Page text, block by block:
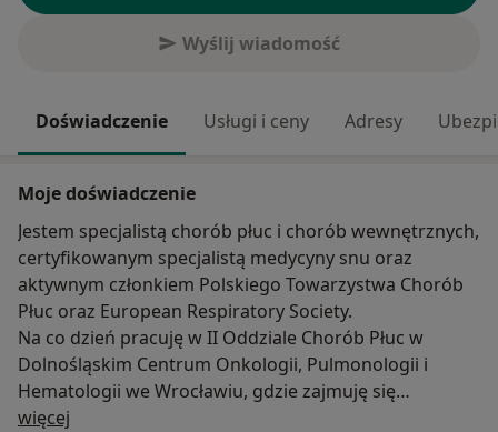
Wyślij wiadomość
Doświadczenie Usługi i ceny Adresy
Moje doświadczenie
Jestem specjalistą chorób płuc i chorób wewnętrznych,
certyfikowanym specjalistą medycyny snu oraz
aktywnym członkiem Polskiego Towarzystwa Chorób
Płuc oraz European Respiratory Society.
Na co dzień pracuję w II Oddziale Chorób Płuc w
Dolnośląskim Centrum Onkologii, Pulmonologii i
Hematologii we Wrocławiu, gdzie zajmuję się
diagnostyką i leczeniem chorób płuc oraz nieinwazyjną
więcej